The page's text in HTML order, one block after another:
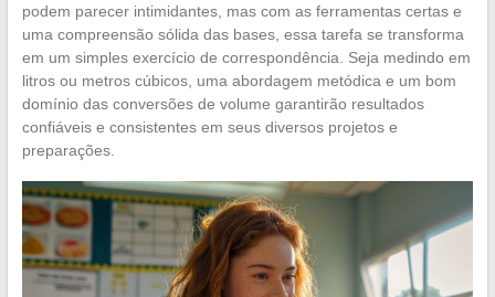
podem parecer intimidantes, mas com as ferramentas certas e
uma compreensão sólida das bases, essa tarefa se transforma
em um simples exercício de correspondência. Seja medindo em
litros ou metros cúbicos, uma abordagem metódica e um bom
domínio das conversões de volume garantirão resultados
confiáveis e consistentes em seus diversos projetos e
preparações.